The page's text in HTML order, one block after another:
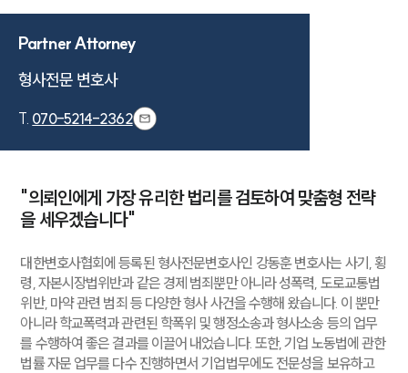
Partner Attorney
형사전문 변호사
T. 070-5214-2362
"의뢰인에게 가장 유리한 법리를 검토하여 맞춤형 전략
을 세우겠습니다"
대한변호사협회에 등록된 형사전문변호사인 강동훈 변호사는 사기, 횡
령, 자본시장법위반과 같은 경제 범죄뿐만 아니라 성폭력, 도로교통법
위반, 마약 관련 범죄 등 다양한 형사 사건을 수행해 왔습니다. 이 뿐만
아니라 학교폭력과 관련된 학폭위 및 행정소송과 형사소송 등의 업무
를 수행하여 좋은 결과를 이끌어 내었습니다. 또한, 기업 노동법에 관한
법률 자문 업무를 다수 진행하면서 기업법무에도 전문성을 보유하고